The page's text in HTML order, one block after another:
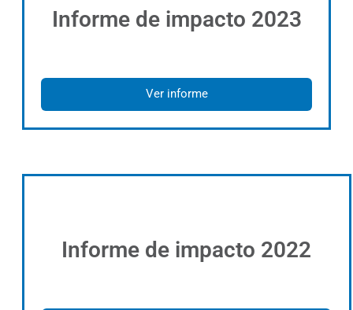
Informe de impacto 2023
Ver informe
Informe de impacto 2022